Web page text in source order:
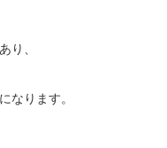
り、
なります。